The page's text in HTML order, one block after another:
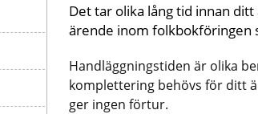
Det tar olika lång tid innan
ärende inom folkbokföringen
Handläggningstiden är olika
komplettering behövs för ditt
ger ingen förtur.